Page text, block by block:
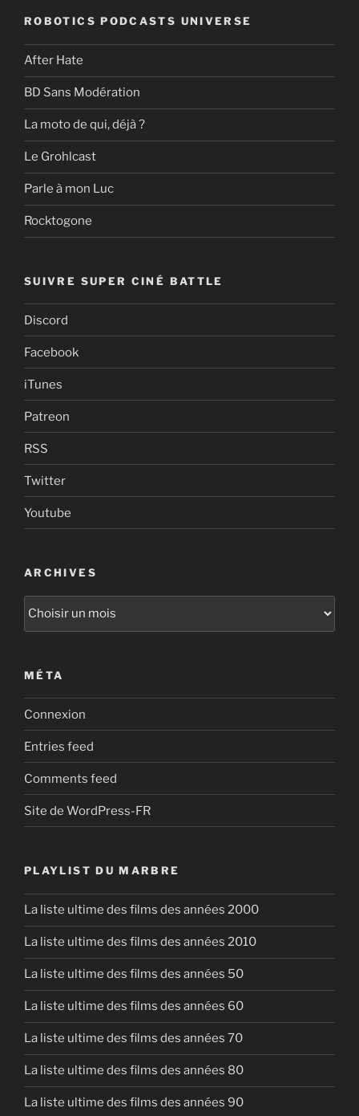
ROBOTICS PODCASTS UNIVERSE
After Hate
BD Sans Modération
La moto de qui, déjà ?
Le Grohlcast
Parle à mon Luc
Rocktogone
SUIVRE SUPER CINÉ BATTLE
Discord
Facebook
iTunes
Patreon
RSS
Twitter
Youtube
ARCHIVES
Archives
MÉTA
Connexion
Entries feed
Comments feed
Site de WordPress-FR
PLAYLIST DU MARBRE
La liste ultime des films des années 2000
La liste ultime des films des années 2010
La liste ultime des films des années 50
La liste ultime des films des années 60
La liste ultime des films des années 70
La liste ultime des films des années 80
La liste ultime des films des années 90